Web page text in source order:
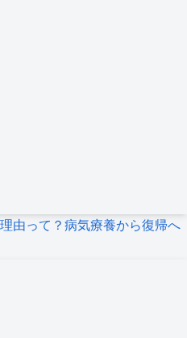
由って？病気療養から復帰へ